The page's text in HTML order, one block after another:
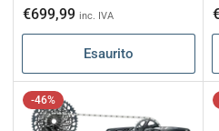
di
listino
scontato
€699,99 inc. IVA
Esaurito
-46%